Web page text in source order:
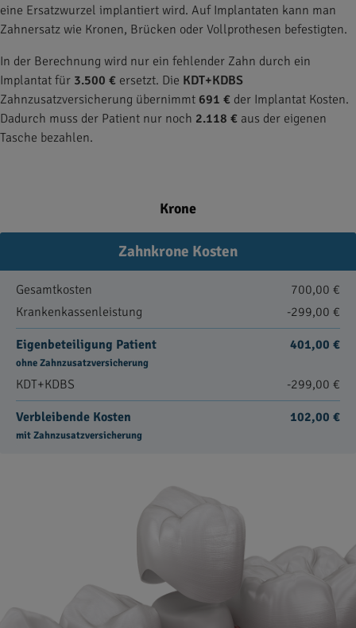
eine Ersatzwurzel implantiert wird. Auf Implantaten kann man
Zahnersatz wie Kronen, Brücken oder Vollprothesen befestigten.
In der Berechnung wird nur ein fehlender Zahn durch ein
Implantat für 3.500 € ersetzt. Die KDT+KDBS
Zahnzusatzversicherung übernimmt 691 € der Implantat Kosten.
Dadurch muss der Patient nur noch 2.118 € aus der eigenen
Tasche bezahlen.
Krone
Zahnkrone Kosten
Gesamtkosten
700,00 €
Krankenkassenleistung
-299,00 €
Eigenbeteiligung Patient
ohne Zahnzusatzversicherung
401,00 €
KDT+KDBS -299,00 €
Verbleibende Kosten
mit Zahnzusatzversicherung
102,00 €